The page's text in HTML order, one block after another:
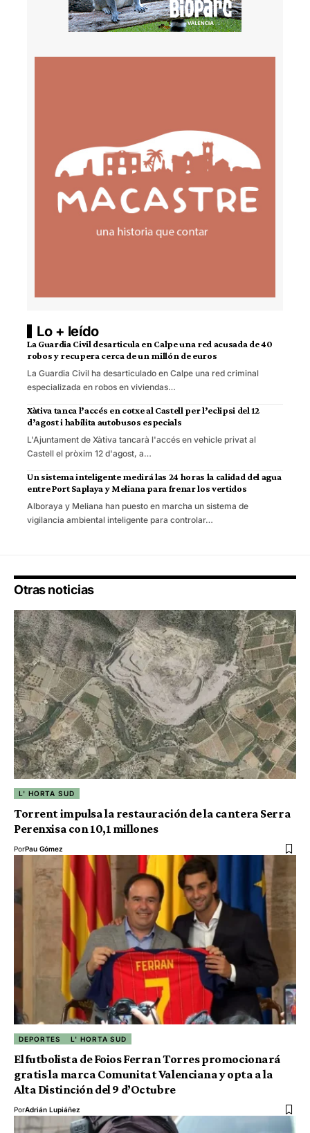
Lo + leído
La Guardia Civil desarticula en Calpe una red acusada de 40
robos y recupera cerca de un millón de euros
La Guardia Civil ha desarticulado en Calpe una red criminal
especializada en robos en viviendas…
Xàtiva tanca l’accés en cotxe al Castell per l’eclipsi del 12
d’agost i habilita autobusos especials
L'Ajuntament de Xàtiva tancarà l'accés en vehicle privat al
Castell el pròxim 12 d'agost, a…
Un sistema inteligente medirá las 24 horas la calidad del agua
entre Port Saplaya y Meliana para frenar los vertidos
Alboraya y Meliana han puesto en marcha un sistema de
vigilancia ambiental inteligente para controlar…
Otras noticias
L' HORTA SUD
Torrent impulsa la restauración de la cantera Serra
Perenxisa con 10,1 millones
PorPau Gómez
DEPORTES L' HORTA SUD
El futbolista de Foios Ferran Torres promocionará
gratis la marca Comunitat Valenciana y opta a la
Alta Distinción del 9 d’Octubre
PorAdrián Lupiáñez